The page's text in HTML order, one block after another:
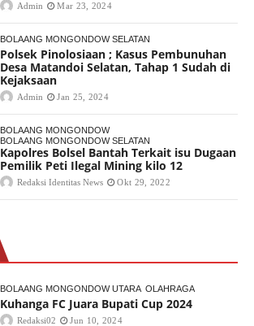
Admin Mar 23, 2024
BOLAANG MONGONDOW SELATAN
Polsek Pinolosiaan ; Kasus Pembunuhan
Desa Matandoi Selatan, Tahap 1 Sudah di
Kejaksaan
Admin Jan 25, 2024
BOLAANG MONGONDOW
BOLAANG MONGONDOW SELATAN
Kapolres Bolsel Bantah Terkait isu Dugaan
Pemilik Peti Ilegal Mining kilo 12
Redaksi Identitas News Okt 29, 2022
BOLAANG MONGONDOW UTARA OLAHRAGA
Kuhanga FC Juara Bupati Cup 2024
Redaksi02 Jun 10, 2024